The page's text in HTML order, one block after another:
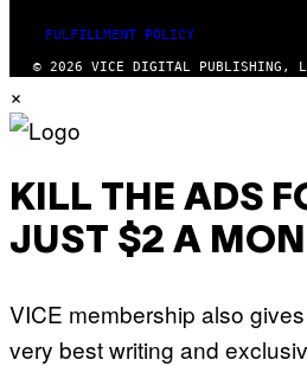
FULFILLMENT POLICY
© 2026 VICE DIGITAL PUBLISHING,
×
KILL THE ADS
JUST $2 A
VICE membership also
very best writing and